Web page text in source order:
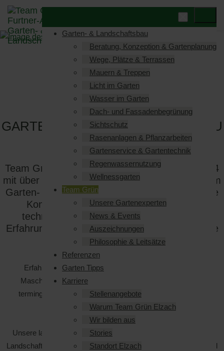
Garten- & Landschaftsbau
Beratung, Konzeption & Gartenplanung
Wege, Plätze & Terrassen
Mauern & Treppen
Licht im Garten
Wasser im Garten
Dach- und Fassadenbegrünung
Sichtschutz
Rasenanlagen & Pflanzarbeiten
Gartenservice & Gartentechnik
Regenwassernutzung
Wellnessgarten
Team Grün
Unsere Gartenexperten
News & Events
Auszeichnungen
Philosophie & Leitsätze
Referenzen
Garten Tipps
Karriere
Stellenangebote
Warum Team Grün Elzach
Wir bilden aus
Stories
Standort Elzach
TEAM GRÜN ELZACH -
GARTENBAU VON GENERATION ZU
GENERATION
Team Grün aus Elzach bei Freiburg ist seit 1994
mit über 35 festangestellten Mitarbeiter/-innen im
Garten- und Landschaftsbau in Elzach tätig. Die
Kombination von Know-How, optimaler
technischer Ausstattung und langjähriger
Erfahrung sind Garant für qualitativ hochwertige
Leistungen.
Erfahrene Fachkräfte und ein moderner, spezialisierter
Maschinenpark sind die Sicherheiten für qualifizierte und
termingerechte Ausführung aller Arbeiten des Garten- und
Landschaftsbaues.
Unsere langjährige Erfahrung und Kompetenz im Garten- und
Landschaftsbau wird über die Region hinaus von öffentlichen und